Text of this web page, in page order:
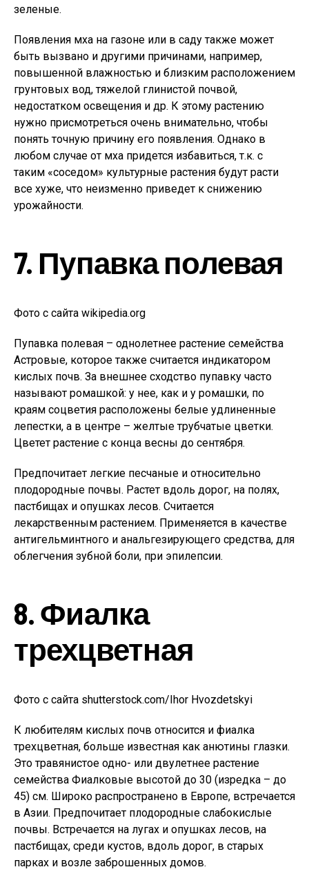
зеленые.
Появления мха на газоне или в саду также может
быть вызвано и другими причинами, например,
повышенной влажностью и близким расположением
грунтовых вод, тяжелой глинистой почвой,
недостатком освещения и др. К этому растению
нужно присмотреться очень внимательно, чтобы
понять точную причину его появления. Однако в
любом случае от мха придется избавиться, т.к. с
таким «соседом» культурные растения будут расти
все хуже, что неизменно приведет к снижению
урожайности.
7. Пупавка полевая
Фото с сайта wikipedia.org
Пупавка полевая – однолетнее растение семейства
Астровые, которое также считается индикатором
кислых почв. За внешнее сходство пупавку часто
называют ромашкой: у нее, как и у ромашки, по
краям соцветия расположены белые удлиненные
лепестки, а в центре – желтые трубчатые цветки.
Цветет растение с конца весны до сентября.
Предпочитает легкие песчаные и относительно
плодородные почвы. Растет вдоль дорог, на полях,
пастбищах и опушках лесов. Считается
лекарственным растением. Применяется в качестве
антигельминтного и анальгезирующего средства, для
облегчения зубной боли, при эпилепсии.
8. Фиалка
трехцветная
Фото с сайта shutterstock.com/Ihor Hvozdetskyi
К любителям кислых почв относится и фиалка
трехцветная, больше известная как анютины глазки.
Это травянистое одно- или двулетнее растение
семейства Фиалковые высотой до 30 (изредка – до
45) см. Широко распространено в Европе, встречается
в Азии. Предпочитает плодородные слабокислые
почвы. Встречается на лугах и опушках лесов, на
пастбищах, среди кустов, вдоль дорог, в старых
парках и возле заброшенных домов.